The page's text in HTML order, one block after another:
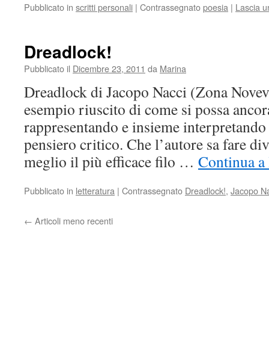
Pubblicato in scritti personali | Contrassegnatopoesia | Lascia
Dreadlock!
Pubblicato il Dicembre 23, 2011 da Marina
Dreadlock di Jacopo Nacci (Zona
esempio riuscito di come si possa
rappresentando e insieme
pensiero critico. Che l’autore sa fare
meglio il più efficace filo … Continua a
Pubblicato in letteratura | Contrassegnato Dreadlock!, Jacopo
← Articoli meno recenti